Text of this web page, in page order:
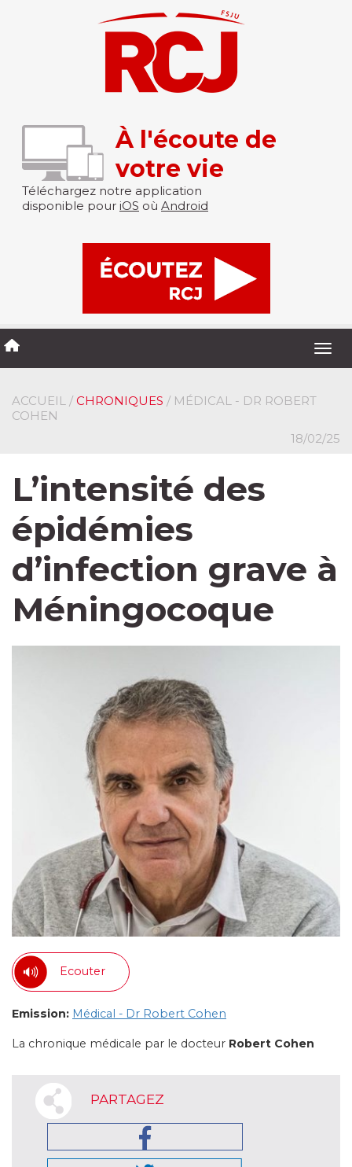
À l'écoute de
votre vie
Téléchargez notre application
disponible pour iOS où Android
ACCUEIL / CHRONIQUES / MÉDICAL - DR ROBERT
COHEN
18/02/25
L’intensité des
épidémies
d’infection grave à
Méningocoque
Ecouter
Emission: Médical - Dr Robert Cohen
La chronique médicale par le docteur Robert Cohen
PARTAGEZ